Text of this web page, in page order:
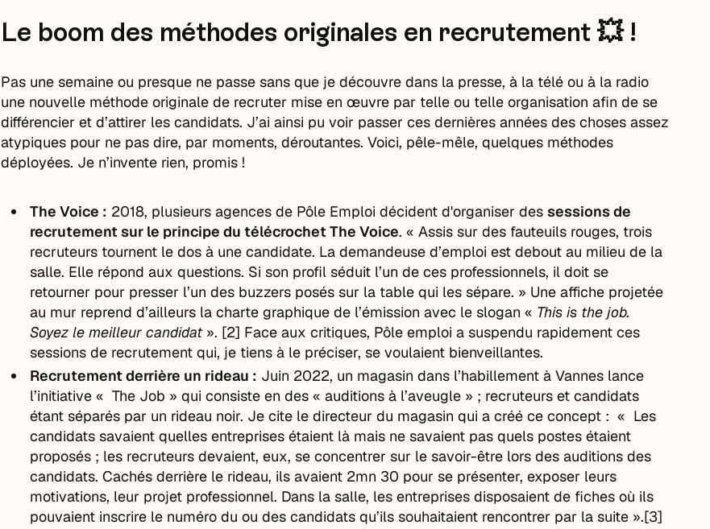
Le boom des méthodes originales en recrutement 💥 !
Pas une semaine ou presque ne passe sans que je découvre dans la presse, à la télé ou à la radio
une nouvelle méthode originale de recruter mise en œuvre par telle ou telle organisation afin de se
différencier et d’attirer les candidats. J’ai ainsi pu voir passer ces dernières années des choses assez
atypiques pour ne pas dire, par moments, déroutantes. Voici, pêle-mêle, quelques méthodes
déployées. Je n’invente rien, promis !
The Voice : 2018, plusieurs agences de Pôle Emploi décident d'organiser des sessions de
recrutement sur le principe du télécrochet The Voice. « Assis sur des fauteuils rouges, trois
recruteurs tournent le dos à une candidate. La demandeuse d’emploi est debout au milieu de la
salle. Elle répond aux questions. Si son profil séduit l’un de ces professionnels, il doit se
retourner pour presser l’un des buzzers posés sur la table qui les sépare. » Une affiche projetée
au mur reprend d’ailleurs la charte graphique de l’émission avec le slogan « This is the job.
Soyez le meilleur candidat». [2] Face aux critiques, Pôle emploi a suspendu rapidement ces
sessions de recrutement qui, je tiens à le préciser, se voulaient bienveillantes.
Recrutement derrière un rideau : Juin 2022, un magasin dans l’habillement à Vannes lance
l’initiative « The Job » qui consiste en des « auditions à l’aveugle » ; recruteurs et candidats
étant séparés par un rideau noir. Je cite le directeur du magasin qui a créé ce concept : « Les
candidats savaient quelles entreprises étaient là mais ne savaient pas quels postes étaient
proposés ; les recruteurs devaient, eux, se concentrer sur le savoir-être lors des auditions des
candidats. Cachés derrière le rideau, ils avaient 2mn 30 pour se présenter, exposer leurs
motivations, leur projet professionnel. Dans la salle, les entreprises disposaient de fiches où ils
pouvaient inscrire le numéro du ou des candidats qu’ils souhaitaient rencontrer par la suite ».[3]